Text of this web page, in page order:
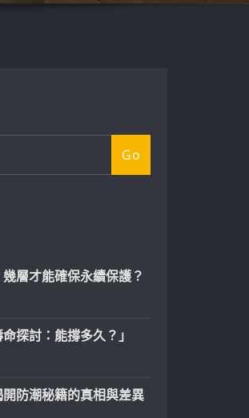
Go
層才能確保永續保護？
命探討：能撐多久？」
防潮秘籍的真相與差異